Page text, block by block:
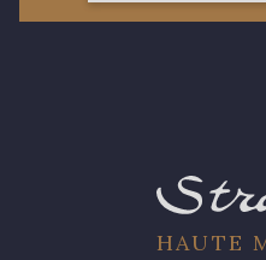
HAUTE